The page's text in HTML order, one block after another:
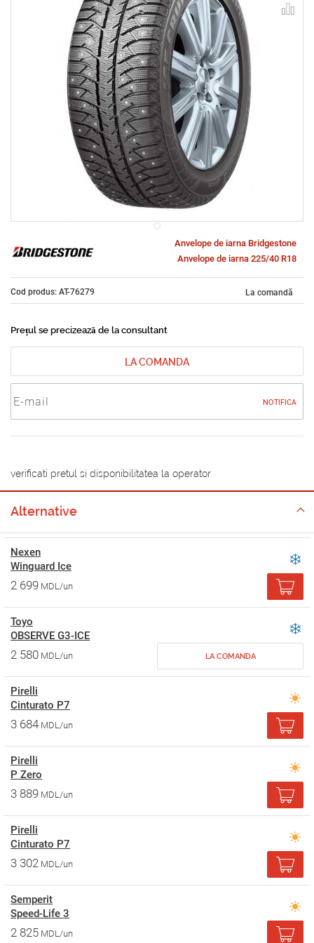
Anvelope de iarna Bridgestone
Anvelope de iarna 225/40 R18
Cod produs: AT-76279 La comandă
Prețul se precizează de la consultant
LA COMANDA
NOTIFICA
verificati pretul si disponibilitatea la operator
Alternative
Nexen
Winguard Ice
2 699 MDL/un
Toyo
OBSERVE G3-ICE
2 580 MDL/un LA COMANDA
Pirelli
Cinturato P7
3 684 MDL/un
Pirelli
P Zero
3 889 MDL/un
Pirelli
Cinturato P7
3 302 MDL/un
Semperit
Speed-Life 3
2 825 MDL/un